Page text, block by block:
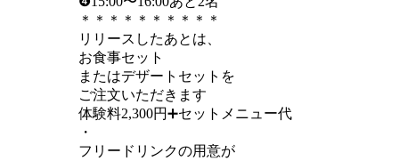
＊＊＊＊＊＊＊＊＊＊
リリースしたあとは、
お食事セット
またはデザートセットを
ご注文いただきます
体験料2,300円➕セットメニュー代
・
フリードリンクの用意が